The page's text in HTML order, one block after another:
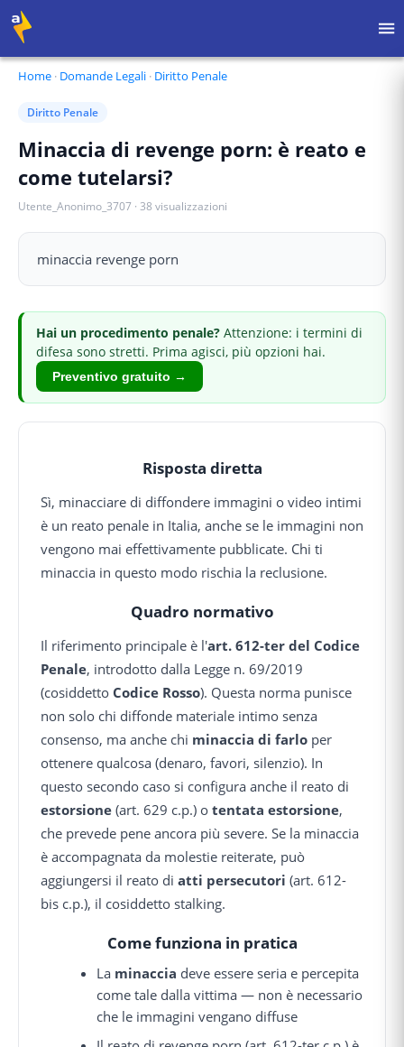
Home · Domande Legali · Diritto Penale
Diritto Penale
Minaccia di revenge porn: è reato e
come tutelarsi?
Utente_Anonimo_3707 · 38 visualizzazioni
minaccia revenge porn
Hai un procedimento penale? Attenzione: i termini di
difesa sono stretti. Prima agisci, più opzioni hai.
Preventivo gratuito →
Risposta diretta
Sì, minacciare di diffondere immagini o video intimi
è un reato penale in Italia, anche se le immagini non
vengono mai effettivamente pubblicate. Chi ti
minaccia in questo modo rischia la reclusione.
Quadro normativo
Il riferimento principale è l'art. 612-ter del Codice
Penale, introdotto dalla Legge n. 69/2019
(cosiddetto Codice Rosso). Questa norma punisce
non solo chi diffonde materiale intimo senza
consenso, ma anche chi minaccia di farlo per
ottenere qualcosa (denaro, favori, silenzio). In
questo secondo caso si configura anche il reato di
estorsione (art. 629 c.p.) o tentata estorsione,
che prevede pene ancora più severe. Se la minaccia
è accompagnata da molestie reiterate, può
aggiungersi il reato di atti persecutori (art. 612-
bis c.p.), il cosiddetto stalking.
Come funziona in pratica
La minaccia deve essere seria e percepita
come tale dalla vittima — non è necessario
che le immagini vengano diffuse